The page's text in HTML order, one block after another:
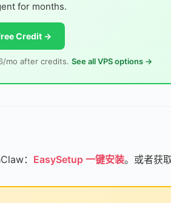
for months.
Credit →
mo after credits. See all VPS options →
： EasySetup 一键安装。或者获